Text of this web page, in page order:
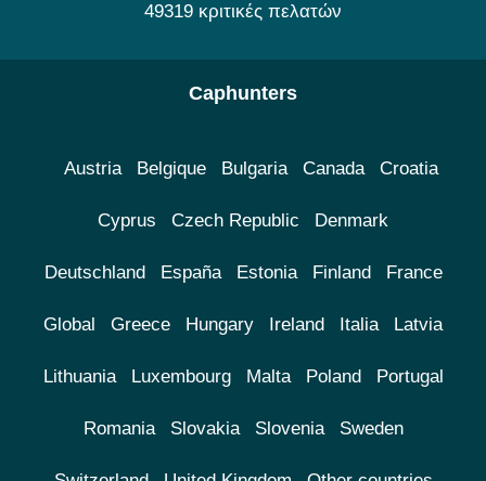
49319 κριτικές πελατών
Caphunters
Austria Belgique Bulgaria Canada Croatia
Cyprus Czech Republic Denmark
Deutschland España Estonia Finland France
Global Greece Hungary Ireland Italia Latvia
Lithuania Luxembourg Malta Poland Portugal
Romania Slovakia Slovenia Sweden